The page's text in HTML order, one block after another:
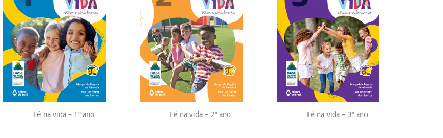
Fé na vida – 1º ano Fé na vida – 2º ano Fé na vida – 3º ano